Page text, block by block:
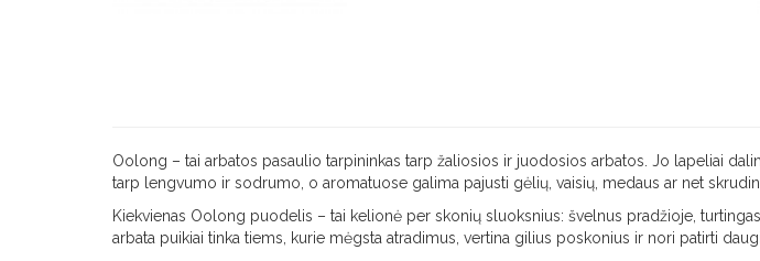
Oolong – tai arbatos pasaulio tarpininkas tarp žaliosios ir juodosios arbatos. Jo lapeliai
tarp lengvumo ir sodrumo, o aromatuose galima pajusti gėlių, vaisių, medaus ar net
Kiekvienas Oolong puodelis – tai kelionė per skonių sluoksnius: švelnus pradžioje,
arbata puikiai tinka tiems, kurie mėgsta atradimus, vertina gilius poskonius ir nori patirti